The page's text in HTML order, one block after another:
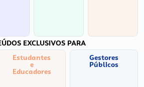
EXCLUSIVOS PARA
Estudantes
e
Educadores
Gestores
Públicos